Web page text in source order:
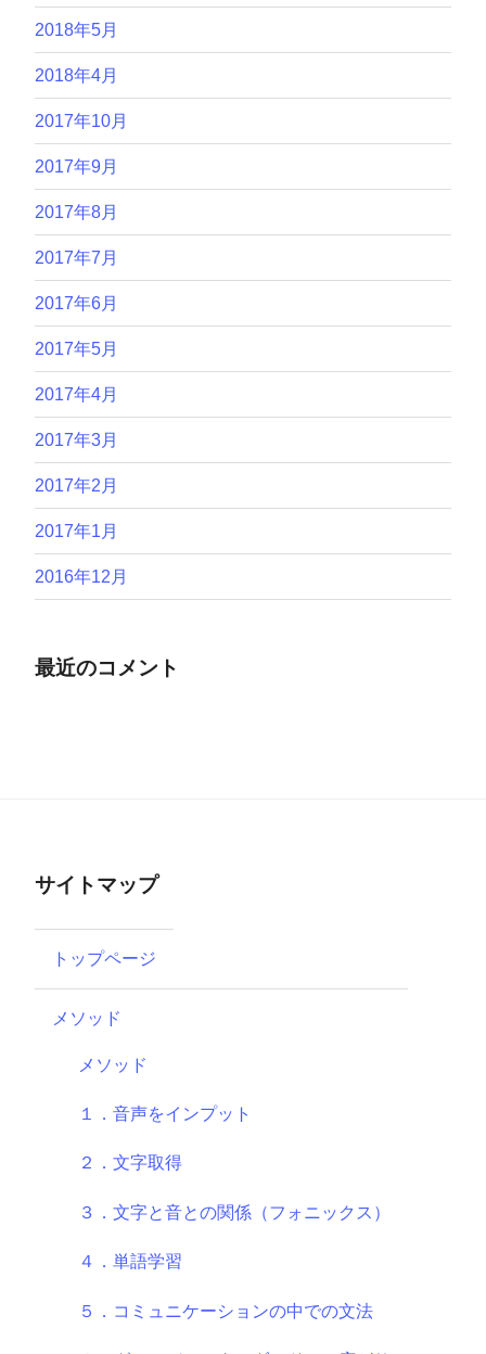
2018年5月
2018年4月
2017年10月
2017年9月
2017年8月
2017年7月
2017年6月
2017年5月
2017年4月
2017年3月
2017年2月
2017年1月
2016年12月
最近のコメント
サイトマップ
トップページ
メソッド
メソッド
１．音声をインプット
２．文字取得
３．文字と音との関係（フォニックス）
４．単語学習
５．コミュニケーションの中での文法